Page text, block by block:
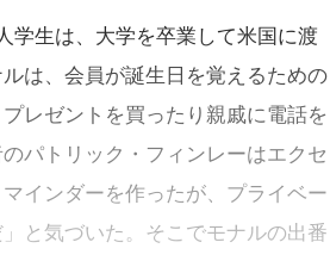
学生は、大学を卒業して米国に渡
は、会員が誕生日を覚えるための
レゼントを買ったり親戚に電話を
パトリック・フィンレーはエクセ
インダーを作ったが、プライベー
と気づいた。そこでモナルの出番